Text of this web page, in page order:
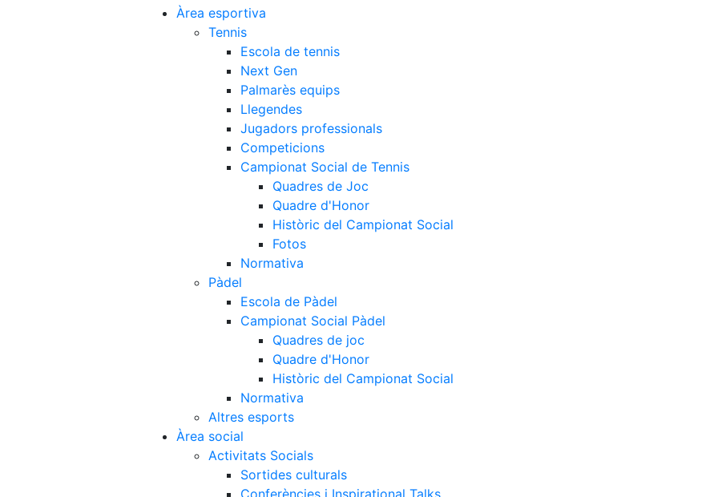
Àrea esportiva
Tennis
Escola de tennis
Next Gen
Palmarès equips
Llegendes
Jugadors professionals
Competicions
Campionat Social de Tennis
Quadres de Joc
Quadre d'Honor
Històric del Campionat Social
Fotos
Normativa
Pàdel
Escola de Pàdel
Campionat Social Pàdel
Quadres de joc
Quadre d'Honor
Històric del Campionat Social
Normativa
Altres esports
Àrea social
Activitats Socials
Sortides culturals
Conferències i Inspirational Talks